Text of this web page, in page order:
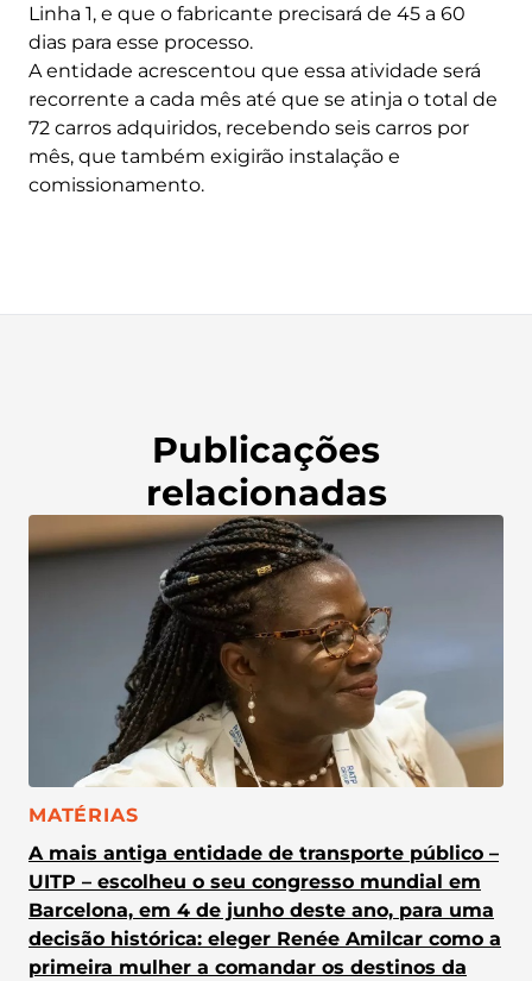
Linha 1, e que o fabricante precisará de 45 a 60
dias para esse processo.
A entidade acrescentou que essa atividade será
recorrente a cada mês até que se atinja o total de
72 carros adquiridos, recebendo seis carros por
mês, que também exigirão instalação e
comissionamento.
Publicações
relacionadas
CATEGORIA:
MATÉRIAS
A mais antiga entidade de transporte público –
UITP – escolheu o seu congresso mundial em
Barcelona, em 4 de junho deste ano, para uma
decisão histórica: eleger Renée Amilcar como a
primeira mulher a comandar os destinos da